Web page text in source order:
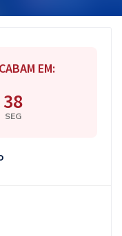
EM:
38
SEG